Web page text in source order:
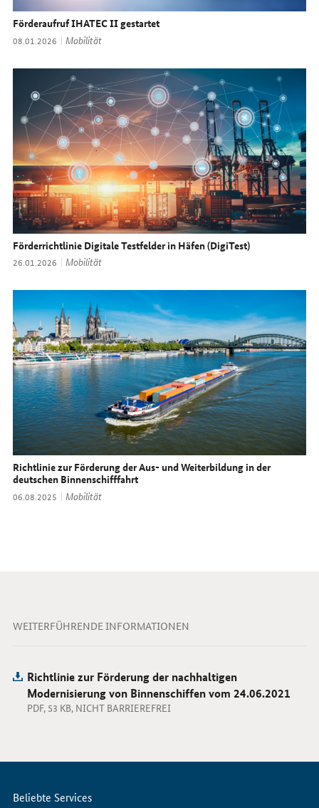
Förderaufruf IHATEC II gestartet
Datum:
08.01.2026 Thema:
Mobilität
Förderrichtlinie Digitale Testfelder in Häfen (DigiTest)
Datum:
26.01.2026 Thema:
Mobilität
Richtlinie zur Förderung der Aus- und Weiterbildung in der
deutschen Binnenschifffahrt
Datum:
06.08.2025 Thema:
Mobilität
WEITERFÜHRENDE INFORMATIONEN
Richtlinie zur Förderung der nachhaltigen
Modernisierung von Binnenschiffen vom 24.06.2021
PDF, 53 KB, NICHT BARRIEREFREI
Servicemenü
Beliebte Services